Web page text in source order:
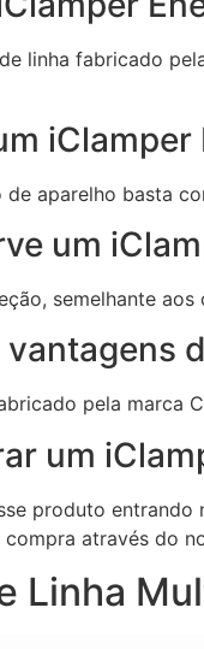
linha fabricado
iClamper
de aparelho basta
um
semelhante
pela marca
um
produto entrando
através do
Linha